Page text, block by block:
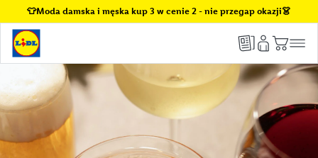
👕Moda damska i męska kup 3 w cenie 2 - nie przegap okazji👗